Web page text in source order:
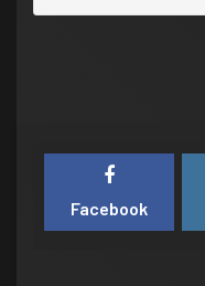
Facebook